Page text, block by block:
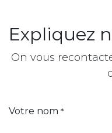
Expliquez
On vous
Votre nom *